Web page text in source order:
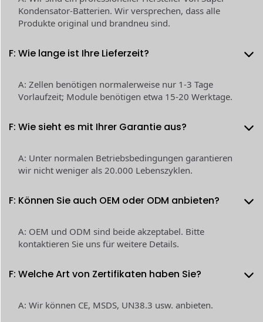
Kondensator-Batterien. Wir versprechen, dass alle
Produkte original und brandneu sind.
F: Wie lange ist Ihre Lieferzeit?
A: Zellen benötigen normalerweise nur 1-3 Tage
Vorlaufzeit; Module benötigen etwa 15-20 Werktage.
F: Wie sieht es mit Ihrer Garantie aus?
A: Unter normalen Betriebsbedingungen garantieren
wir nicht weniger als 20.000 Lebenszyklen.
F: Können Sie auch OEM oder ODM anbieten?
A: OEM und ODM sind beide akzeptabel. Bitte
kontaktieren Sie uns für weitere Details.
F: Welche Art von Zertifikaten haben Sie?
A: Wir können CE, MSDS, UN38.3 usw. anbieten.